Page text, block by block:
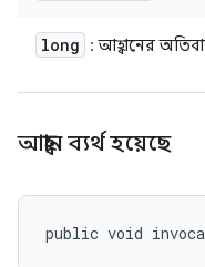
long : আহ্বানের
আহ্বান ব্যর্থ হয়েছে
public void